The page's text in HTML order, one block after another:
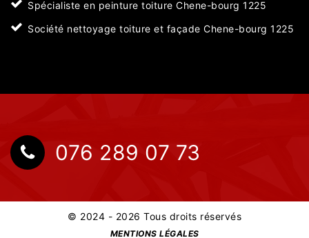
Spécialiste en peinture toiture Chene-bourg 1225
Société nettoyage toiture et façade Chene-bourg 1225
076 289 07 73
© 2024 - 2026 Tous droits réservés
MENTIONS LÉGALES